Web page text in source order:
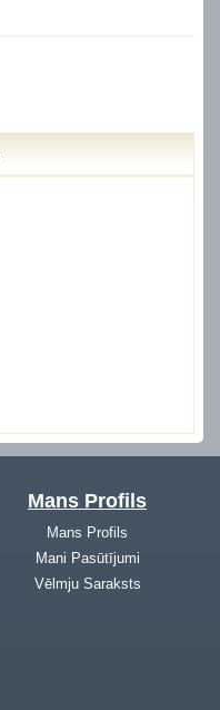
Mans Profils
Mans Profils
Mani Pasūtījumi
Vēlmju Saraksts